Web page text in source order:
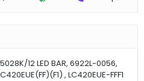
12 LED BAR, 6922L-0056,
, LC420EUE-FFF1